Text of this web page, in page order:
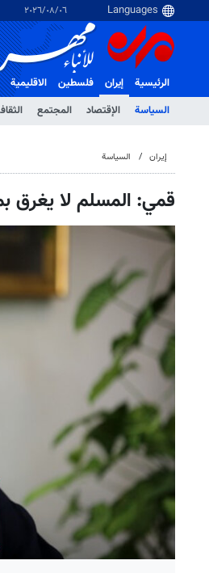
٠٦‏/٠٨‏/٢٠٢٦
الرئيسية
إيران
السياسة
الإقتصاد المجتمع
فلسطین الاقلیمیة
إيران السياسة
قمي: المسلم لا يغرق